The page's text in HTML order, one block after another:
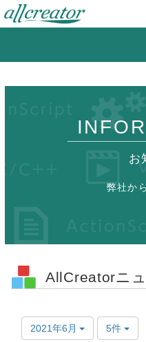
お
弊社か
AllCreatorニ
2021年6月 5件